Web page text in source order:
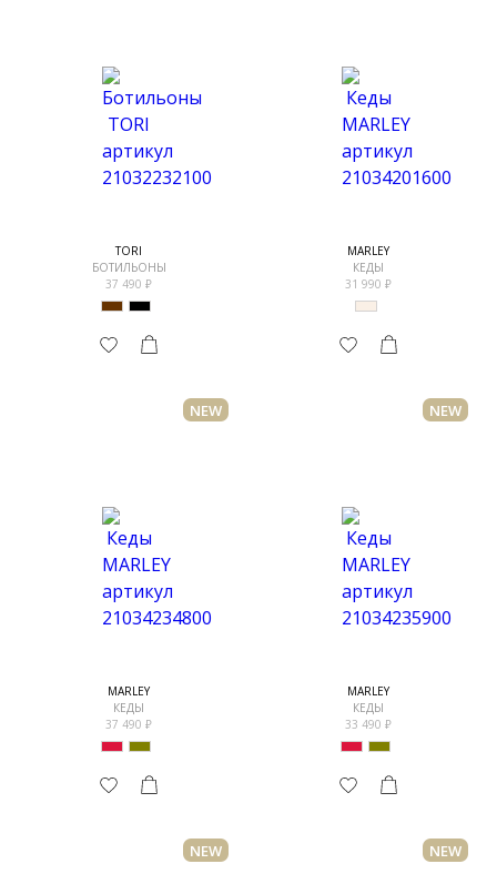
TORI
БОТИЛЬОНЫ
37 490
MARLEY
КЕДЫ
31 990
NEW
MARLEY
КЕДЫ
37 490
NEW
MARLEY
КЕДЫ
33 490
NEW NEW